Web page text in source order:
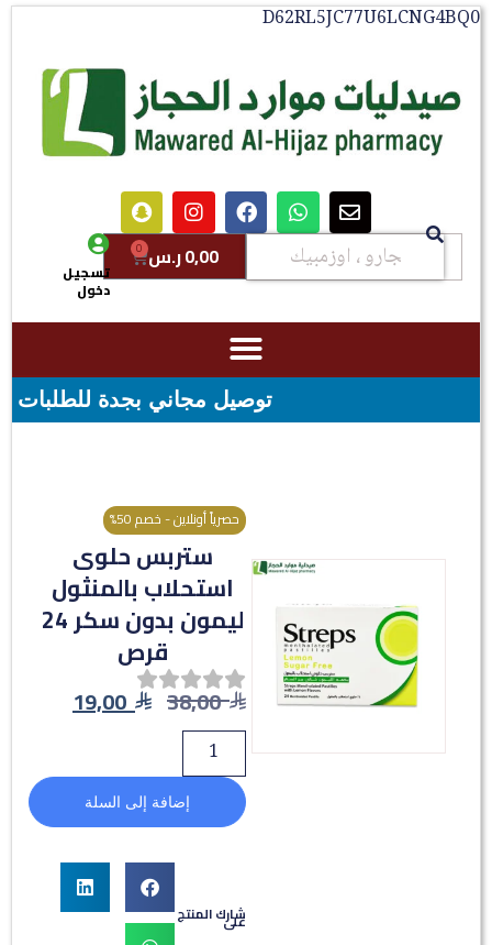
D62RL5JC77U6LCNG4BQ0
0,00ر.س 0
تسجيل
دخول
توصيل مجاني بجدة للطلبات فوق قيمه ال ١٠٠ ريال - شحن مجاني لقيمه
حصرياً أونلاين - خصم 50%
ستربس حلوى
استحلاب بالمنثول
ليمون بدون سكر 24
قرص
38,00
19,00
إضافة إلى السلة
شارك المنتج
على